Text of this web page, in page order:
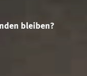
bleiben?